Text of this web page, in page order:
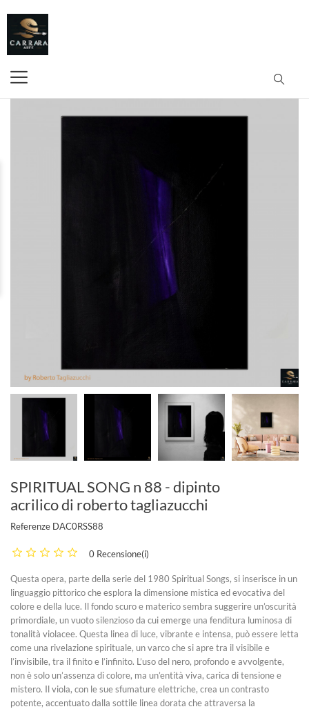
SPIRITUAL SONG n 88 - dipinto
acrilico di roberto tagliazucchi
Referenze DAC0RSS88
0 Recensione(i)
Questa opera, parte della serie del 1980 Spiritual Songs, si inserisce in un
linguaggio pittorico che esplora la dimensione mistica ed evocativa del
colore e della luce. Il fondo scuro e materico sembra suggerire un’oscurità
primordiale, un vuoto silenzioso da cui emerge una fenditura luminosa di
tonalità violacee. Questa linea di luce, vibrante e intensa, può essere letta
come una rivelazione spirituale, un varco che si apre tra il visibile e
l’invisibile, tra il finito e l’infinito. L’uso del nero, profondo e avvolgente,
non è solo un’assenza di colore, ma un’entità viva, carica di tensione e
mistero. Il viola, con le sue sfumature elettriche, crea un contrasto
potente, accentuato dalla sottile linea dorata che attraversa la